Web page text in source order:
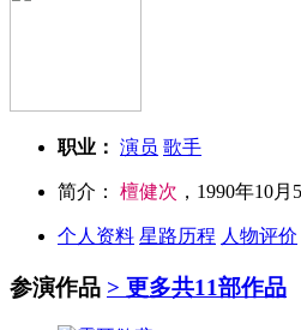
职业： 演员 歌手
简介： 檀健次 ，1990年10
个人资料 星路历程 人物评价
参演作品 > 更多共11部作品